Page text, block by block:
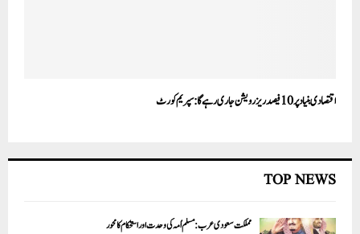
اقتصادی بنیاد پر 10 فیصد ریزرویشن جاری رہے گا:سپریم کورٹ
TOP NEWS
مملکت سعودی عرب: مسلم اُمہ کی وحدت اور استحکام کا محور